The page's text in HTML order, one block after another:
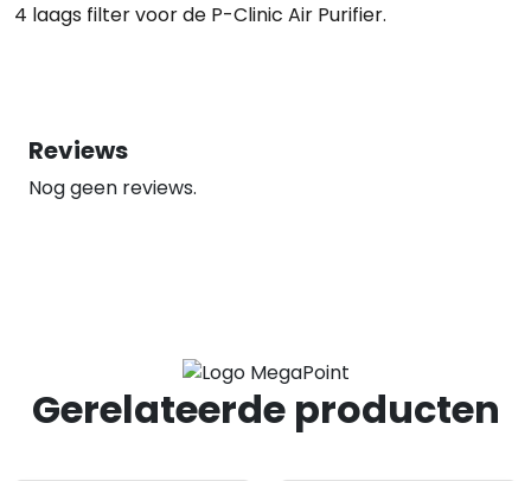
4 laags filter voor de P-Clinic Air Purifier.
Reviews
Nog geen reviews.
Gerelateerde producten